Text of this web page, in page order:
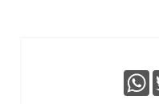
WhatsApp